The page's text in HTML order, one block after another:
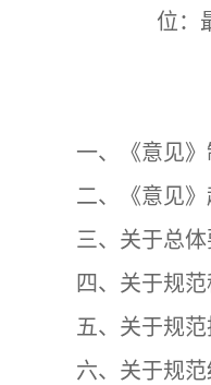
位：
一、《意见》
二、《意见》
三、关于总体
四、关于规范
五、关于规范
六、关于规范